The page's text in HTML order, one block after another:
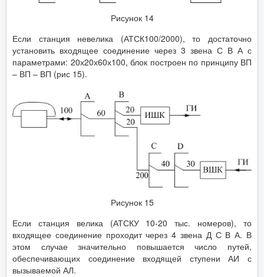
Рисунок 14
Если станция невелика (АТСК100/2000), то достаточно
установить входящее соединение через 3 звена С В А с
параметрами: 20х20х60х100, блок построен по принципу ВП
– ВП – ВП (рис 15).
Рисунок 15
Если станция велика (АТСКУ 10-20 тыс. номеров), то
входящее соединение проходит через 4 звена Д С В А. В
этом случае значительно повышается число путей,
обеспечивающих соединение входящей ступени АИ с
вызываемой АЛ.